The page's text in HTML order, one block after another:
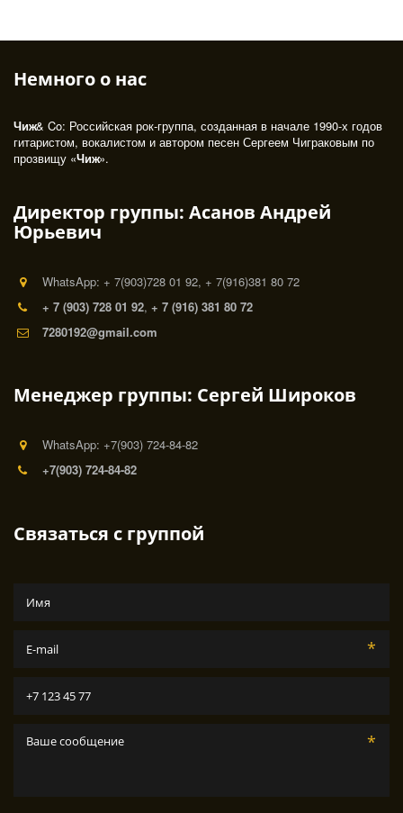
Немного о нас
Чиж& Co: Российская рок-группа, созданная в начале 1990-х годов
гитаристом, вокалистом и автором песен Сергеем Чиграковым по
прозвищу «Чиж».
Директор группы: Асанов Андрей
Юрьевич
WhatsApp: + 7(903)728 01 92, + 7(916)381 80 72
+ 7 (903) 728 01 92, + 7 (916) 381 80 72
7280192@gmail.com
Менеджер группы: Сергей Широков
WhatsApp: +7(903) 724-84-82
+7(903) 724-84-82
Связаться с группой
*
*